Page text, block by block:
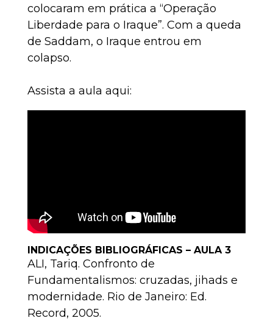
colocaram em prática a “Operação
Liberdade para o Iraque”. Com a queda
de Saddam, o Iraque entrou em
colapso.
Assista a aula aqui:
INDICAÇÕES BIBLIOGRÁFICAS – AULA 3
ALI, Tariq. Confronto de
Fundamentalismos: cruzadas, jihads e
modernidade. Rio de Janeiro: Ed.
Record, 2005.